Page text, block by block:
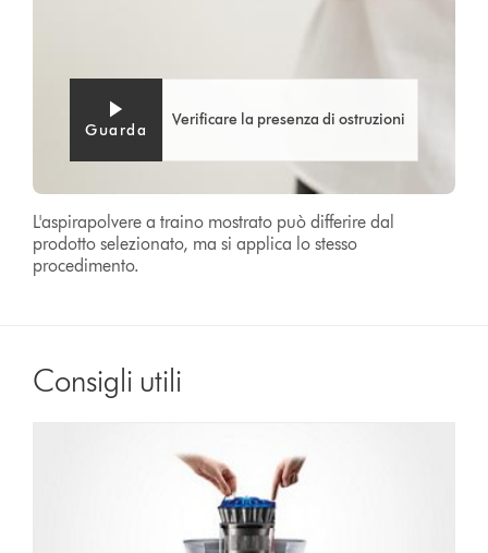
Guarda
Verificare la presenza di ostruzioni
L'aspirapolvere a traino mostrato può differire dal
prodotto selezionato, ma si applica lo stesso
procedimento.
Consigli utili